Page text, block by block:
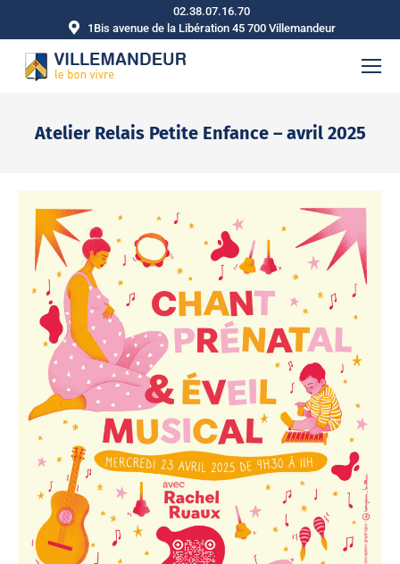
02.38.07.16.70
1Bis avenue de la Libération 45 700 Villemandeur
Atelier Relais Petite Enfance – avril 2025